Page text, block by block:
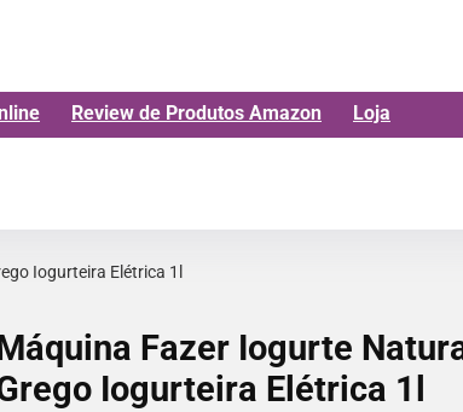
Review de Produtos Amazon Loja
Iogurteira Elétrica 1l
Fazer Iogurte
Iogurteira Elétrica 1l